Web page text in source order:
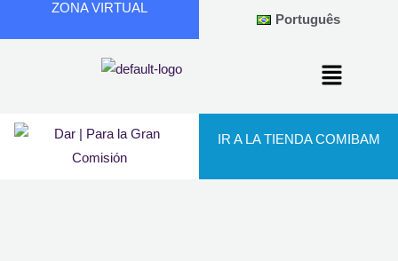
ZONA VIRTUAL
Português
IR A LA TIENDA COMIBAM